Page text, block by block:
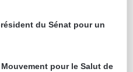
du Sénat pour un
pour le Salut de